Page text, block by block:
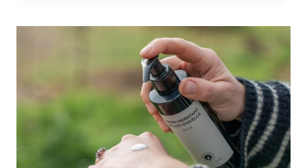
DEL
COIXÍ
LLANA
D’OVELLA
MAS
CASAS
CRUÏLLES